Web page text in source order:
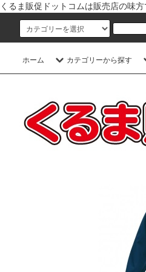
くるま販促ドットコムは販売店の味方
ホーム カテゴリーから探す